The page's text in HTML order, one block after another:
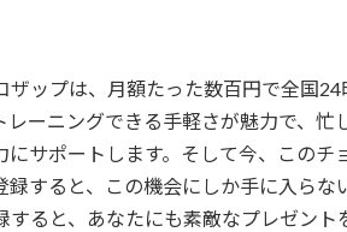
ップは、月額たった数百円で全国
ーニングできる手軽さが魅力で、
サポートします。そして今、この
すると、この機会にしか手に入ら
ると、あなたにも素敵なプレゼン